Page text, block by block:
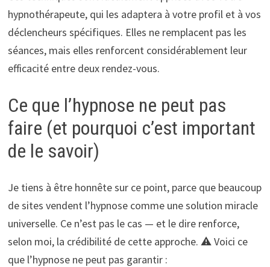
hypnothérapeute, qui les adaptera à votre profil et à vos
déclencheurs spécifiques. Elles ne remplacent pas les
séances, mais elles renforcent considérablement leur
efficacité entre deux rendez-vous.
Ce que l’hypnose ne peut pas
faire (et pourquoi c’est important
de le savoir)
Je tiens à être honnête sur ce point, parce que beaucoup
de sites vendent l’hypnose comme une solution miracle
universelle. Ce n’est pas le cas — et le dire renforce,
selon moi, la crédibilité de cette approche. ⚠️ Voici ce
que l’hypnose ne peut pas garantir :